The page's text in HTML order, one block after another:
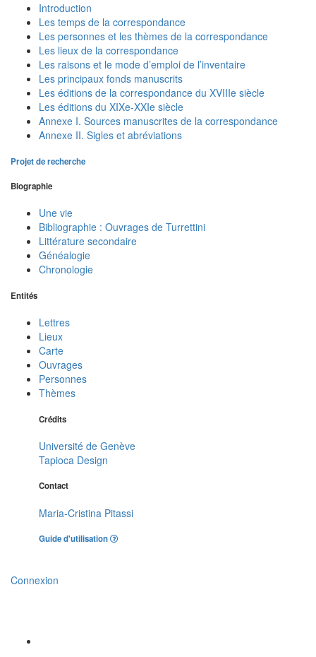
Introduction
Les temps de la correspondance
Les personnes et les thèmes de la correspondance
Les lieux de la correspondance
Les raisons et le mode d’emploi de l’inventaire
Les principaux fonds manuscrits
Les éditions de la correspondance du XVIIIe siècle
Les éditions du XIXe-XXIe siècle
Annexe I. Sources manuscrites de la correspondance
Annexe II. Sigles et abréviations
Projet de recherche
Biographie
Une vie
Bibliographie : Ouvrages de Turrettini
Littérature secondaire
Généalogie
Chronologie
Entités
Lettres
Lieux
Carte
Ouvrages
Personnes
Thèmes
Crédits
Université de Genève
Tapioca Design
Contact
Maria-Cristina Pitassi
Guide d'utilisation
Connexion